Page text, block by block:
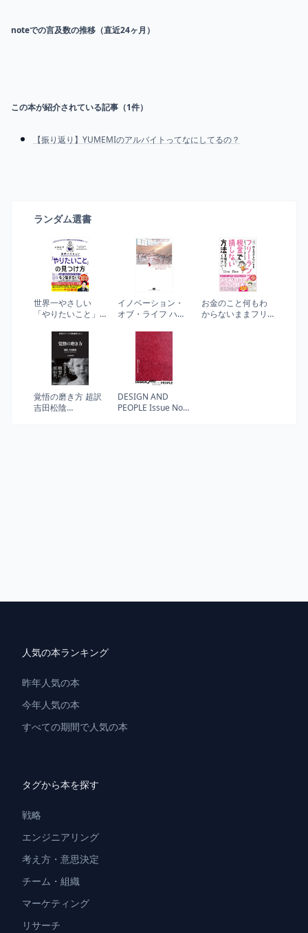
noteでの言及数の推移（直近24ヶ月）
この本が紹介されている記事（1件）
【振り返り】YUMEMIのアルバイトってなにしてるの？
ランダム選書
世界一やさしい
「やりたいこと」
モヤモヤから解放
される自己理解メ
ソッド
イノベーション・
オブ・ライフ ハー
スクールを巣立つ
君たちへ
お金のこと何もわ
からないままフリ
覚悟の磨き方 超訳
吉田松陰
DESIGN AND
PEOPLE Issue No.
人気の本ランキング
昨年人気の本
今年人気の本
すべての期間で人気の本
タグから本を探す
戦略
エンジニアリング
考え方・意思決定
チーム・組織
マーケティング
リサーチ